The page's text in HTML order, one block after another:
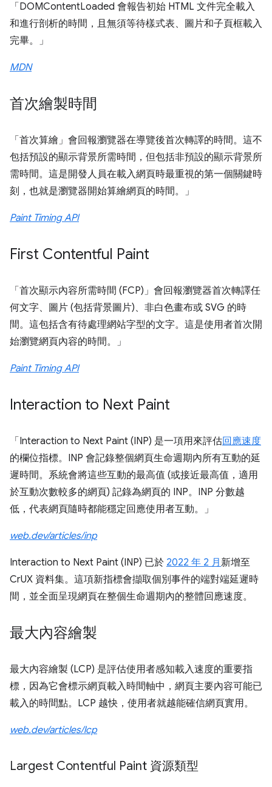
「DOMContentLoaded 會報告初始 HTML 文件完全載入
和進行剖析的時間，且無須等待樣式表、圖片和子頁框載入
完畢。」
MDN
首次繪製時間
「首次算繪」會回報瀏覽器在導覽後首次轉譯的時間。這不
包括預設的顯示背景所需時間，但包括非預設的顯示背景所
需時間。這是開發人員在載入網頁時最重視的第一個關鍵時
刻，也就是瀏覽器開始算繪網頁的時間。」
Paint Timing API
First Contentful Paint
「首次顯示內容所需時間 (FCP)」會回報瀏覽器首次轉譯任
何文字、圖片 (包括背景圖片)、非白色畫布或 SVG 的時
間。這包括含有待處理網站字型的文字。這是使用者首次開
始瀏覽網頁內容的時間。」
Paint Timing API
Interaction to Next Paint
「Interaction to Next Paint (INP) 是一項用來評估回應速度
的欄位指標。INP 會記錄整個網頁生命週期內所有互動的延
遲時間。系統會將這些互動的最高值 (或接近最高值，適用
於互動次數較多的網頁) 記錄為網頁的 INP。INP 分數越
低，代表網頁隨時都能穩定回應使用者互動。」
web.dev/articles/inp
Interaction to Next Paint (INP) 已於 2022 年 2 月新增至
CrUX 資料集。這項新指標會擷取個別事件的端對端延遲時
間，並全面呈現網頁在整個生命週期內的整體回應速度。
最大內容繪製
最大內容繪製 (LCP) 是評估使用者感知載入速度的重要指
標，因為它會標示網頁載入時間軸中，網頁主要內容可能已
載入的時間點。LCP 越快，使用者就越能確信網頁實用。
web.dev/articles/lcp
Largest Contentful Paint 資源類型